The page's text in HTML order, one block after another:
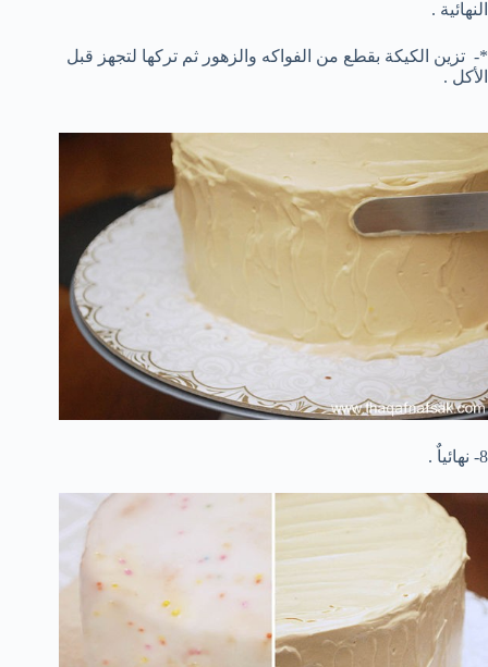
النهائية .
*- تزين الكيكة بقطع من الفواكه والزهور ثم تركها لتجهز قبل
الأكل .
8- نهائياٌ .